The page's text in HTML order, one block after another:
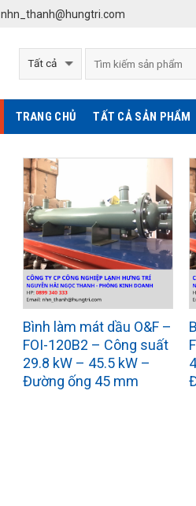
nhn_thanh@hungtri.com
TRANG CHỦ TẤT CẢ SẢN PHẨM
Bình làm mát dầu O&F –
FOI-120B2 – Công suất
29.8 kW – 45.5 kW –
Đường ống 45 mm